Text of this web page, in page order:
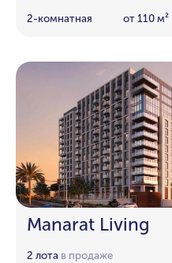
2-комнатная от 110 м²
Manarat Living
2 лота в продаже